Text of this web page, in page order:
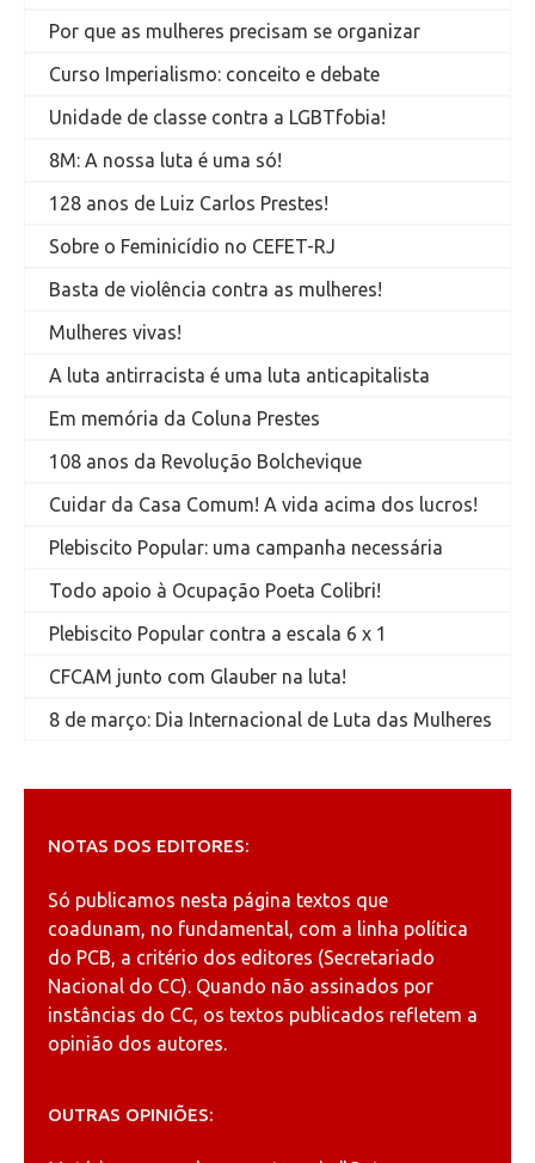
Por que as mulheres precisam se organizar
Curso Imperialismo: conceito e debate
Unidade de classe contra a LGBTfobia!
8M: A nossa luta é uma só!
128 anos de Luiz Carlos Prestes!
Sobre o Feminicídio no CEFET-RJ
Basta de violência contra as mulheres!
Mulheres vivas!
A luta antirracista é uma luta anticapitalista
Em memória da Coluna Prestes
108 anos da Revolução Bolchevique
Cuidar da Casa Comum! A vida acima dos lucros!
Plebiscito Popular: uma campanha necessária
Todo apoio à Ocupação Poeta Colibri!
Plebiscito Popular contra a escala 6 x 1
CFCAM junto com Glauber na luta!
8 de março: Dia Internacional de Luta das Mulheres
NOTAS DOS EDITORES:
Só publicamos nesta página textos que
coadunam, no fundamental, com a linha política
do PCB, a critério dos editores (Secretariado
Nacional do CC). Quando não assinados por
instâncias do CC, os textos publicados refletem a
opinião dos autores.
OUTRAS OPINIÕES: